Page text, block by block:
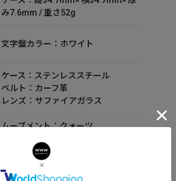
み7.6mm / 重さ52g
文字盤カラー：ホワイト
ケース：ステンレススチール
ベルト：カーフ革
レンズ：サファイアガラス
ムーブメント：クォーツ
セット内容：箱 保証書 取扱説明書